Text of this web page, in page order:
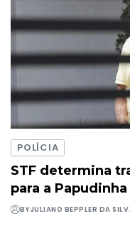
POLÍCIA
STF determina
para a Papudinha
BYJULIANO BEPPLER DA